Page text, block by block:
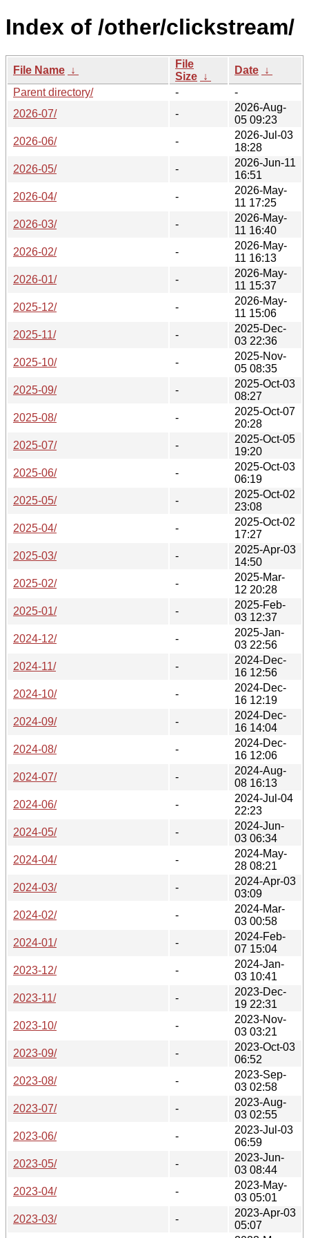
Index of /other/clickstream/
File Name ↓
File
Size ↓
Date ↓
Parent directory/
-
-
2026-07/
-
2026-Aug-
05 09:23
2026-06/
-
2026-Jul-03
18:28
2026-05/
-
2026-Jun-11
16:51
2026-04/
-
2026-May-
11 17:25
2026-03/
-
2026-May-
11 16:40
2026-02/
-
2026-May-
11 16:13
2026-01/
-
2026-May-
11 15:37
2025-12/
-
2026-May-
11 15:06
2025-11/
-
2025-Dec-
03 22:36
2025-10/
-
2025-Nov-
05 08:35
2025-09/
-
2025-Oct-03
08:27
2025-08/
-
2025-Oct-07
20:28
2025-07/
-
2025-Oct-05
19:20
2025-06/
-
2025-Oct-03
06:19
2025-05/
-
2025-Oct-02
23:08
2025-04/
-
2025-Oct-02
17:27
2025-03/
-
2025-Apr-03
14:50
2025-02/
-
2025-Mar-
12 20:28
2025-01/
-
2025-Feb-
03 12:37
2024-12/
-
2025-Jan-
03 22:56
2024-11/
-
2024-Dec-
16 12:56
2024-10/
-
2024-Dec-
16 12:19
2024-09/
-
2024-Dec-
16 14:04
2024-08/
-
2024-Dec-
16 12:06
2024-07/
-
2024-Aug-
08 16:13
2024-06/
-
2024-Jul-04
22:23
2024-05/
-
2024-Jun-
03 06:34
2024-04/
-
2024-May-
28 08:21
2024-03/
-
2024-Apr-03
03:09
2024-02/
-
2024-Mar-
03 00:58
2024-01/
-
2024-Feb-
07 15:04
2023-12/
-
2024-Jan-
03 10:41
2023-11/
-
2023-Dec-
19 22:31
2023-10/
-
2023-Nov-
03 03:21
2023-09/
-
2023-Oct-03
06:52
2023-08/
-
2023-Sep-
03 02:58
2023-07/
-
2023-Aug-
03 02:55
2023-06/
-
2023-Jul-03
06:59
2023-05/
-
2023-Jun-
03 08:44
2023-04/
-
2023-May-
03 05:01
2023-03/
-
2023-Apr-03
05:07